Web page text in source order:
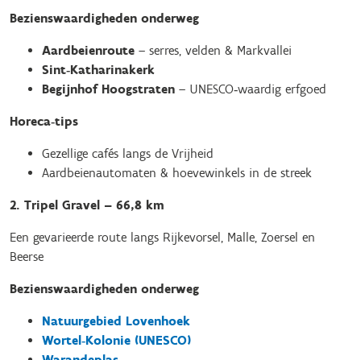
Bezienswaardigheden onderweg
Aardbeienroute – serres, velden & Markvallei
Sint‑Katharinakerk
Begijnhof Hoogstraten – UNESCO‑waardig erfgoed
Horeca‑tips
Gezellige cafés langs de Vrijheid
Aardbeienautomaten & hoevewinkels in de streek
2. Tripel Gravel – 66,8 km
Een gevarieerde route langs Rijkevorsel, Malle, Zoersel en
Beerse
Bezienswaardigheden onderweg
Natuurgebied Lovenhoek
Wortel‑Kolonie (UNESCO)